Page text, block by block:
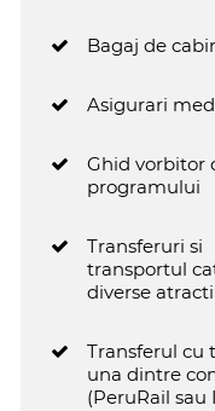
Bagaj de
Asigurari
Ghid vorbitor
programului
Transferuri si
transportul
diverse
Transferul cu
una dintre
(PeruRail sau